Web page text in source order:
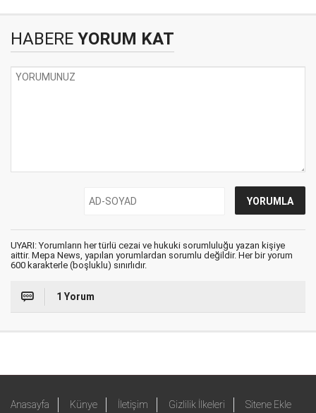
HABERE YORUM KAT
UYARI: Yorumların her türlü cezai ve hukuki sorumluluğu yazan kişiye
aittir. Mepa News, yapılan yorumlardan sorumlu değildir. Her bir yorum
600 karakterle (boşluklu) sınırlıdır.
1 Yorum
Anasayfa Künye İletişim Gizlilik İlkeleri Sitene Ekle